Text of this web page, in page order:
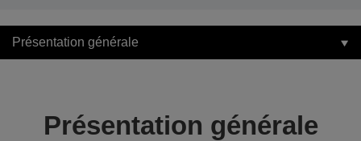
Présentation générale
Présentation générale